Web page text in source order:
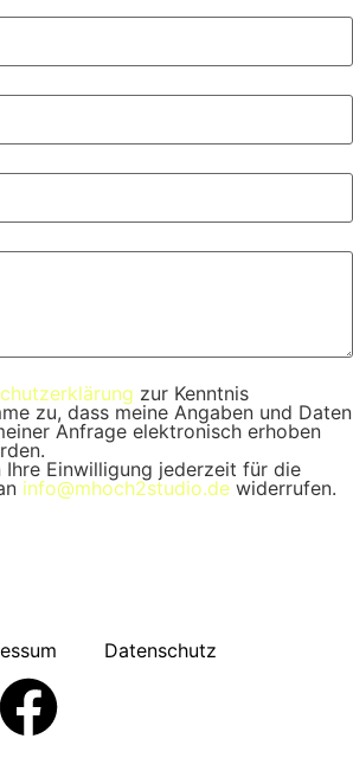
zur Kenntnis
zu, dass meine Angaben und Daten
Anfrage elektronisch erhoben
Ihre Einwilligung jederzeit für die
info@mhoch2studio.de widerrufen.
Datenschutz